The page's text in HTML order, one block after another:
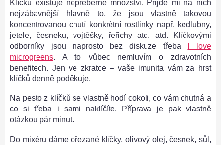
Klíčků existuje nepřeberné množství. Přijde mi na nich
nejzábavnější hlavně to, že jsou vlastně takovou
koncentrovanou chutí konkrétní rostlinky např. kedlubny,
jetele, česneku, vojtěšky, řeřichy atd. atd. Klíčkovými
odborníky jsou naprosto bez diskuze třeba
I love
microgreens. A to vůbec nemluvím o zdravotních
benefitech. Jen ve zkratce – vaše imunita vám za hrst
klíčků denně poděkuje.
Na pesto z klíčků se vlastně hodí cokoli, co vám chutná a
co si třeba i sami naklíčíte. Příprava je pak vlastně
otázkou pár minut.
Do mixéru dáme ořezané klíčky, olivový olej, česnek, sůl,